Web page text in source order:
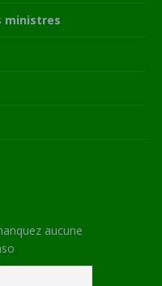
ministres
aucune